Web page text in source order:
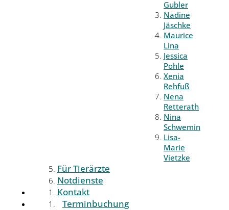
Gubler
Nadine
Jäschke
Maurice
Lina
Jessica
Pohle
Xenia
Rehfuß
Nena
Retterath
Nina
Schwemin
Lisa-
Marie
Vietzke
Für Tierärzte
Notdienste
Kontakt
Terminbuchung